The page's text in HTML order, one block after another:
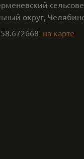
округ,
58.672668 на карте